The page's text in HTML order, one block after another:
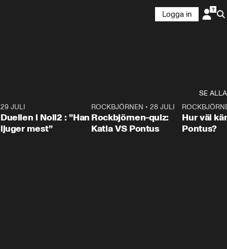
Logga in
SE ALLA
29 JULI
Duellen i Noll2 : ”Han
ljuger mest”
0:15
ROCKBJÖRNEN •28 JULI
Rockbjörnen-quiz:
Katia VS Pontus
Hur väl
Pontus?